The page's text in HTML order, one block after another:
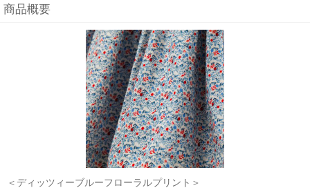
商品概要
＜ディッツィーブルーフローラルプリント＞